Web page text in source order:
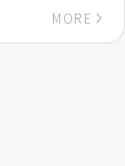
MORE